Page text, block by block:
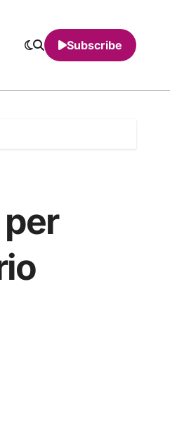
Subscribe